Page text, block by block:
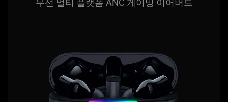
무선 멀티 플랫폼 ANC 게이밍 이어버드